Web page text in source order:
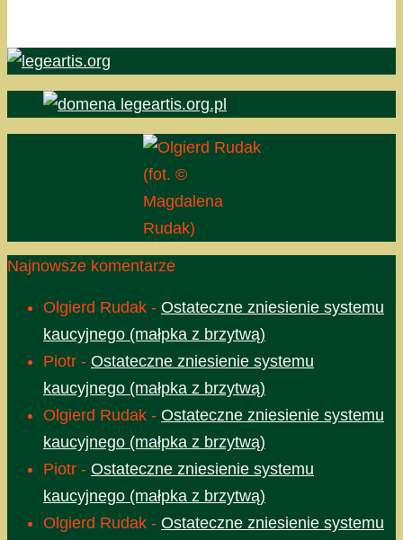
(fot. ©
Magdalena
Rudak)
Najnowsze komentarze
Olgierd Rudak - Ostateczne zniesienie systemu
kaucyjnego (małpka z brzytwą)
Piotr - Ostateczne zniesienie systemu
kaucyjnego (małpka z brzytwą)
Olgierd Rudak - Ostateczne zniesienie systemu
kaucyjnego (małpka z brzytwą)
Piotr - Ostateczne zniesienie systemu
kaucyjnego (małpka z brzytwą)
Olgierd Rudak - Ostateczne zniesienie systemu